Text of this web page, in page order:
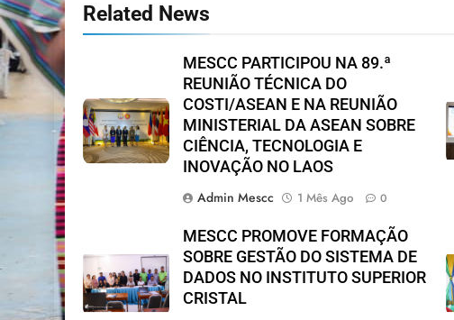
Related News
MESCC PARTICIPOU NA 89.ª
REUNIÃO TÉCNICA DO
COSTI/ASEAN E NA REUNIÃO
MINISTERIAL DA ASEAN SOBRE
CIÊNCIA, TECNOLOGIA E
INOVAÇÃO NO LAOS
Admin Mescc
1 Mês Ago 0
MESCC PROMOVE FORMAÇÃO
SOBRE GESTÃO DO SISTEMA DE
DADOS NO INSTITUTO SUPERIOR
CRISTAL